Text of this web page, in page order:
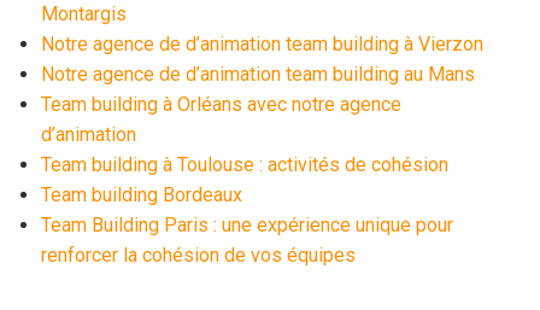
Montargis
Notre agence de d’animation team building à Vierzon
Notre agence de d’animation team building au Mans
Team building à Orléans avec notre agence
d’animation
Team building à Toulouse : activités de cohésion
Team building Bordeaux
Team Building Paris : une expérience unique pour
renforcer la cohésion de vos équipes